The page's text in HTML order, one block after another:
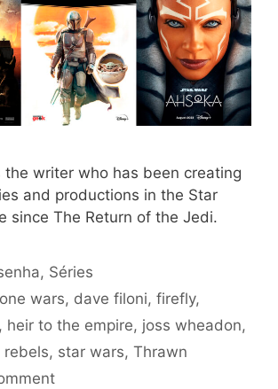
the writer who has been creating
and productions in the Star
since The Return of the Jedi.
, Séries
wars, dave filoni,firefly,
, heir to the empire, joss wheadon,
rebels, star wars, Thrawn